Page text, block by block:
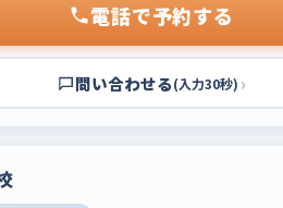
電話で予約する
問い合わせる(入力30秒) ›